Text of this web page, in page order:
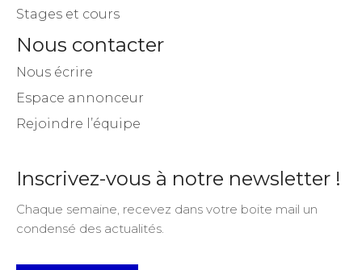
Stages et cours
Nous contacter
Nous écrire
Espace annonceur
Rejoindre l’équipe
Inscrivez-vous à notre newsletter !
Chaque semaine, recevez dans votre boite mail un
condensé des actualités.